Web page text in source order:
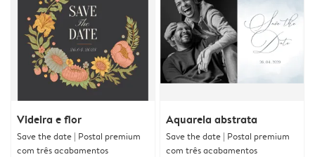
Videira e flor
Save the date | Postal premium
com três acabamentos
Aquarela abstrata
Save the date | Postal premium
com três acabamentos